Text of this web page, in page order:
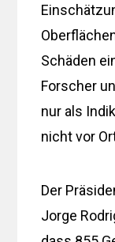
Schäden
Forscher
nur als
nicht vor
Der
Jorge